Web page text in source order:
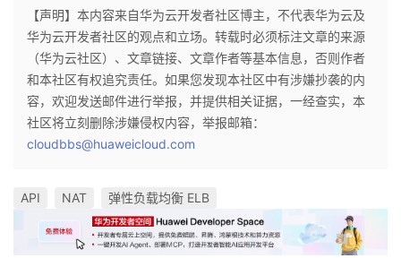
【声明】本内容来自华为云开发者社区博主，不代表华为云及
华为云开发者社区的观点和立场。转载时必须标注文章的来源
（华为云社区）、文章链接、文章作者等基本信息，否则作者
和本社区有权追究责任。如果您发现本社区中有涉嫌抄袭的内
容，欢迎发送邮件进行举报，并提供相关证据，一经查实，本
社区将立刻删除涉嫌侵权内容，举报邮箱：
cloudbbs@huaweicloud.com
API NAT 弹性负载均衡 ELB